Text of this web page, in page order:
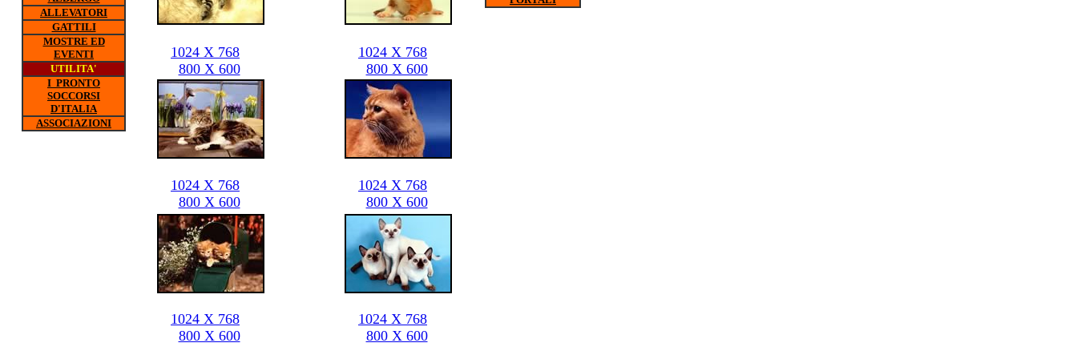
ALLEVATORI
GATTILI
MOSTRE ED
EVENTI
UTILITA'
I PRONTO
SOCCORSI
D'ITALIA
ASSOCIAZIONI
1024 X 768
800 X 600
1024 X 768
800 X 600
1024 X 768
800 X 600
1024 X 768
800 X 600
1024 X 768
800 X 600
1024 X 768
800 X 600